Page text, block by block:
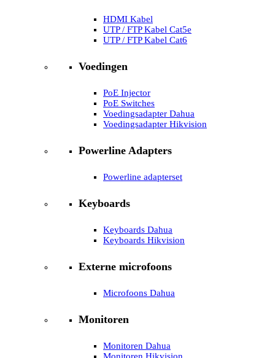
HDMI Kabel
UTP / FTP Kabel Cat5e
UTP / FTP Kabel Cat6
Voedingen
PoE Injector
PoE Switches
Voedingsadapter Dahua
Voedingsadapter Hikvision
Powerline Adapters
Powerline adapterset
Keyboards
Keyboards Dahua
Keyboards Hikvision
Externe microfoons
Microfoons Dahua
Monitoren
Monitoren Dahua
Monitoren Hikvision